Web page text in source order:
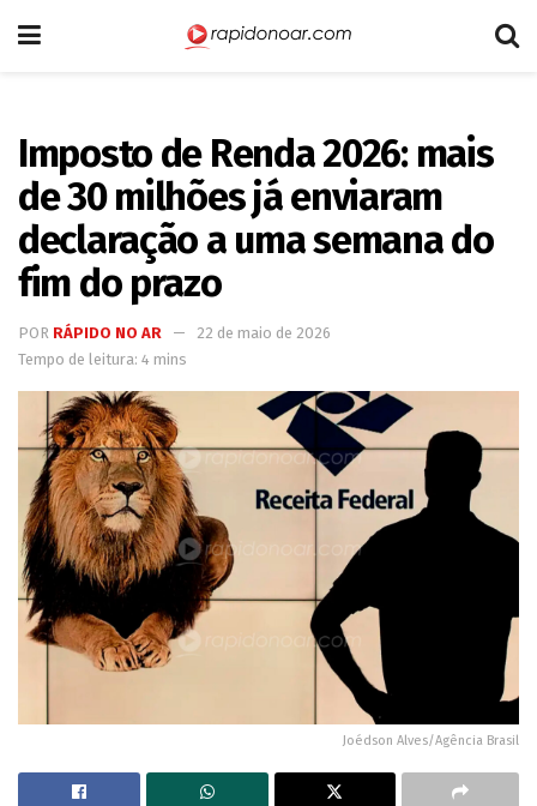
Imposto de Renda 2026: mais
de 30 milhões já enviaram
declaração a uma semana do
fim do prazo
POR RÁPIDO NO AR
22 de maio de 2026
Tempo de leitura: 4 mins
Joédson Alves/Agência Brasil